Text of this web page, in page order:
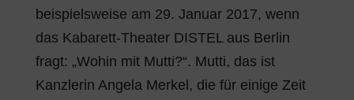
beispielsweise am 29. Januar 2017, wenn
das Kabarett-Theater DISTEL aus Berlin
fragt: „Wohin mit Mutti?“. Mutti, das ist
Kanzlerin Angela Merkel, die für einige Zeit